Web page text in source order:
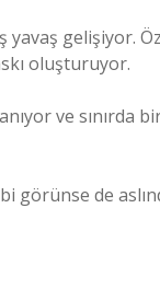
yavaş gelişiyor.
oluşturuyor.
ve sınırda
görünse de